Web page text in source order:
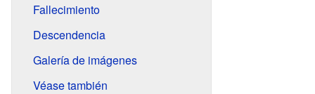
Fallecimiento
Descendencia
Galería de imágenes
Véase también